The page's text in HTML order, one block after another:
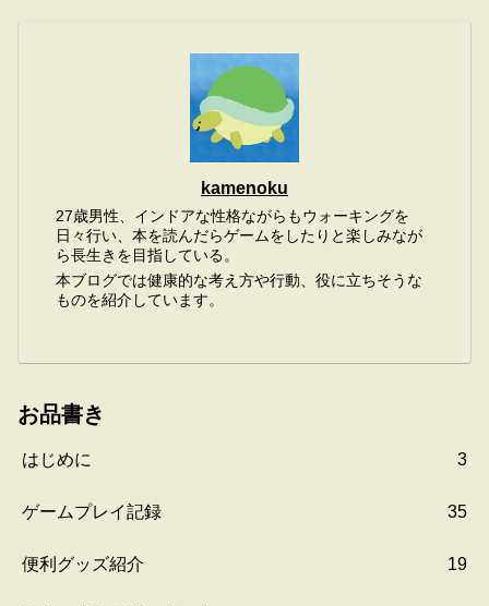
kamenoku
27歳男性、インドアな性格ながらもウォーキングを
日々行い、本を読んだらゲームをしたりと楽しみなが
ら長生きを目指している。
本ブログでは健康的な考え方や行動、役に立ちそうな
ものを紹介しています。
お品書き
はじめに 3
ゲームプレイ記録 35
便利グッズ紹介 19